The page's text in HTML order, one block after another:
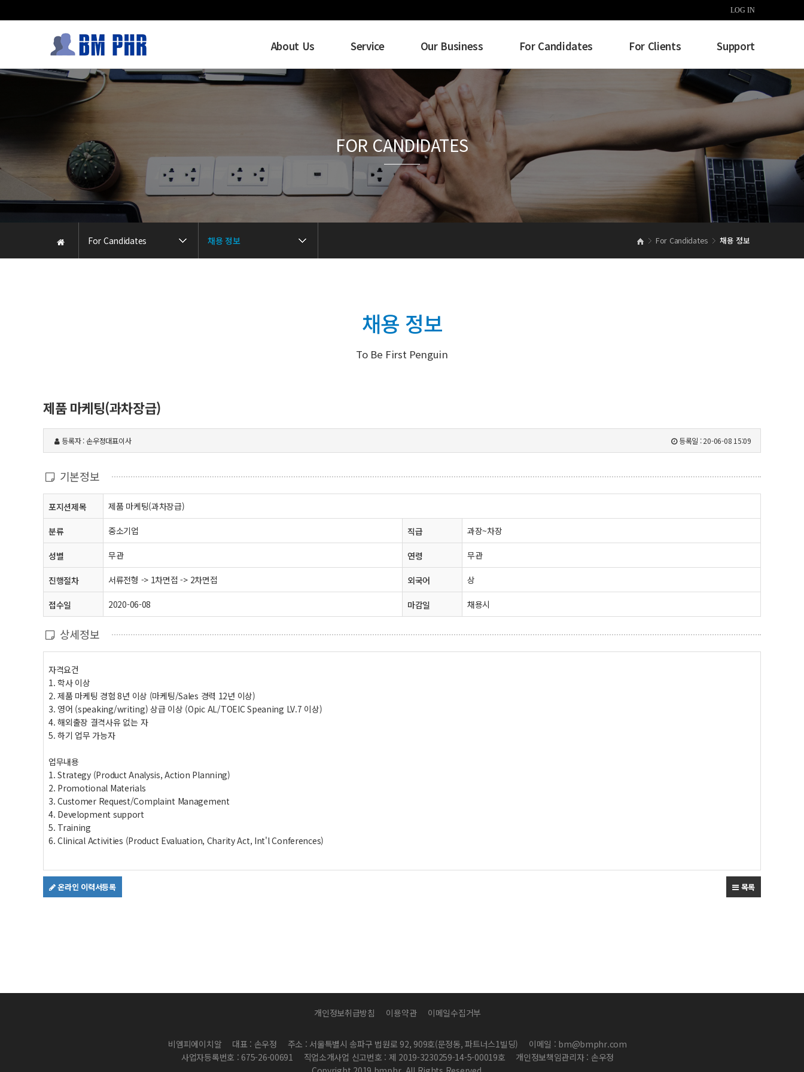
LOG IN
About Us Service Our Business For Candidates For Clients Support
For Candidates 채용 정보 For Candidates 채용 정보
FOR CANDIDATES
채용 정보
To Be First Penguin
제품 마케팅(과차장급)
등록자 : 손우정대표이사 등록일 :20-06-08 15:09
기본정보
포지션제목 제품 마케팅(과차장급)
분류 중소기업 직급 과장~차장
성별 무관 연령 무관
진행절차 서류전형 -> 1차면접 -> 2차면접 외국어 상
접수일 2020-06-08 마감일 채용시
상세정보
자격요건
1. 학사 이상
2. 제품 마케팅 경험 8년 이상 (마케팅/Sales 경력 12년 이상)
3. 영어 (speaking/writing) 상급 이상 (Opic AL/TOEIC Speaning LV.7 이상)
4. 해외출장 결격사유 없는 자
5. 하기 업무 가능자
업무내용
1. Strategy (Product Analysis, Action Planning)
2. Promotional Materials
3. Customer Request/Complaint Management
4. Development support
5. Training
6. Clinical Activities (Product Evaluation, Charity Act, Int'l Conferences)
목록
온라인 이력서등록
개인정보취급방침 이용약관 이메일수집거부
비엠피에이치알 대표 : 손우정 주소 : 서울특별시 송파구 법원로 92, 909호(문정동, 파트너스1빌딩)
이메일 : bm@bmphr.com
사업자등록번호 : 675-26-00691
직업소개사업 신고번호 : 제 2019-3230259-14-5-00019호
개인정보책임관리자 : 손우정